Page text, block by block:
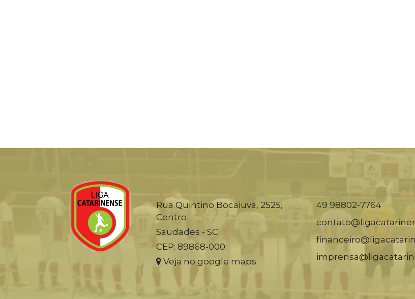
Rua Quintino Bocaiuva, 2525,
Centro
Saudades - SC
CEP: 89868-000
Veja no google maps
49 98802-7764